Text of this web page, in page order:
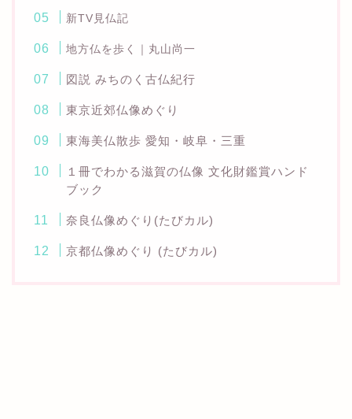
新TV見仏記
地方仏を歩く｜丸山尚一
図説 みちのく古仏紀行
東京近郊仏像めぐり
東海美仏散歩 愛知・岐阜・三重
１冊でわかる滋賀の仏像 文化財鑑賞ハンド
ブック
奈良仏像めぐり(たびカル)
京都仏像めぐり (たびカル)